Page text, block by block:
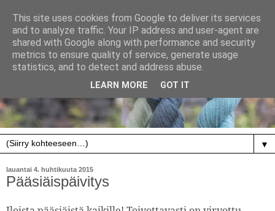
▼
lauantai 4. huhtikuuta 2015
Pääsiäispäivitys
This site uses cookies from Google to deliver its services
and to analyze traffic. Your IP address and user-agent are
shared with Google along with performance and security
metrics to ensure quality of service, generate usage
statistics, and to detect and address abuse.
LEARN MORE GOT IT